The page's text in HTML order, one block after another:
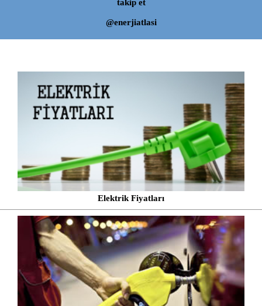
takip et
@enerjiatlasi
Elektrik Fiyatları